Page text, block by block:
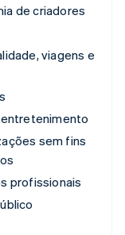
de criadores
viagens e
entretenimento
sem fins
profissionais